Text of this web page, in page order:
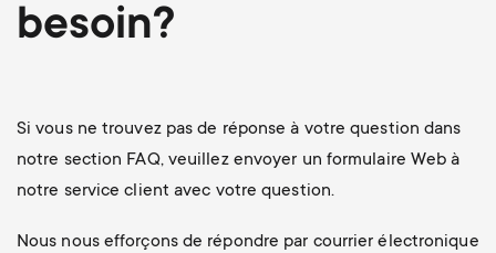
besoin?
Si vous ne trouvez pas de réponse à votre question dans
notre section FAQ, veuillez envoyer un formulaire Web à
notre service client avec votre question.
Nous nous efforçons de répondre par courrier électronique